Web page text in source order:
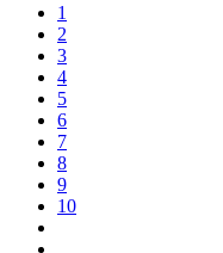
1
2
3
4
5
6
7
8
9
10